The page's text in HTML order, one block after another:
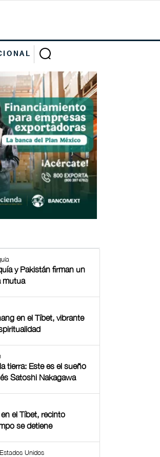
y Pakistán firman un
mutua
en el Tíbet, vibrante
tierra: Este es el sueño
Satoshi Nakagawa
el Tíbet, recinto
se detiene
Unidos